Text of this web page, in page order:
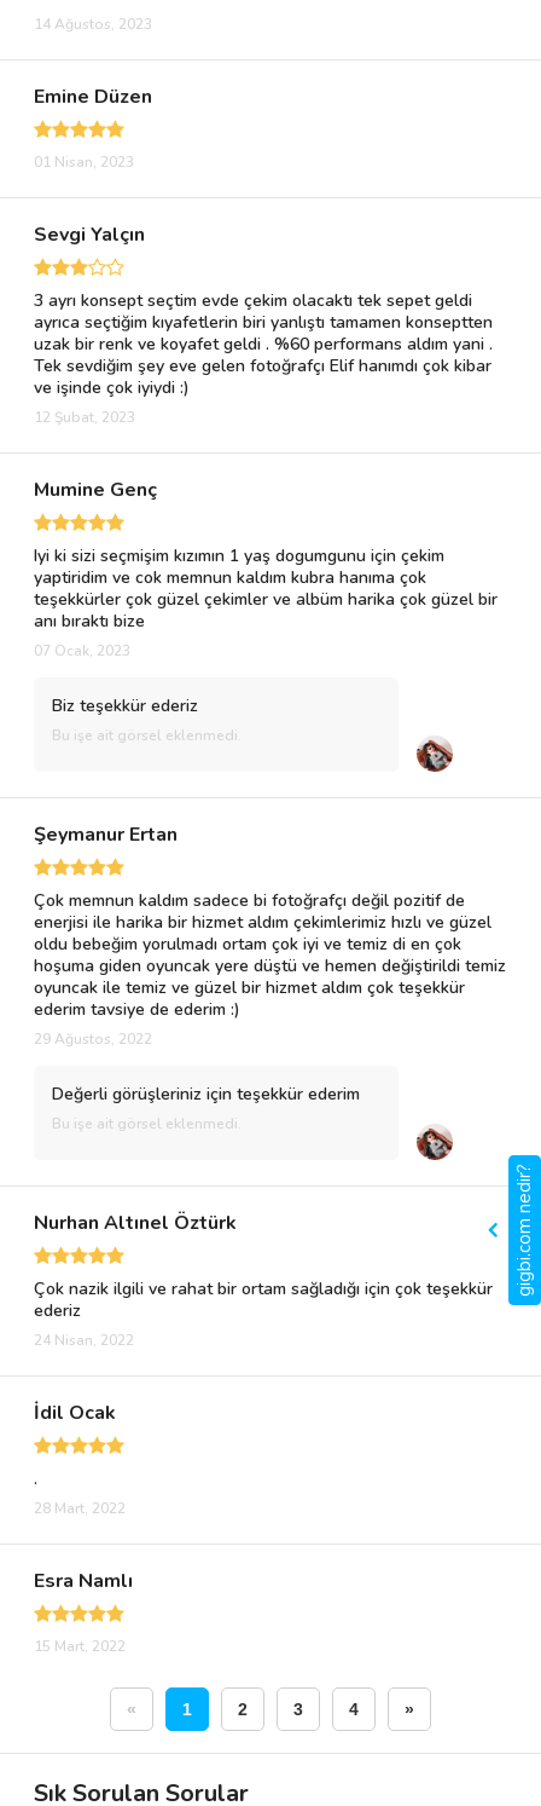
14 Ağustos, 2023
Emine Düzen
01 Nisan, 2023
Sevgi Yalçın
3 ayrı konsept seçtim evde çekim olacaktı tek sepet geldi
ayrıca seçtiğim kıyafetlerin biri yanlıştı tamamen konseptten
uzak bir renk ve koyafet geldi . %60 performans aldım yani .
Tek sevdiğim şey eve gelen fotoğrafçı Elif hanımdı çok kibar
ve işinde çok iyiydi :)
12 Şubat, 2023
Mumine Genç
Iyi ki sizi seçmişim kızımın 1 yaş dogumgunu için çekim
yaptiridim ve cok memnun kaldım kubra hanıma çok
teşekkürler çok güzel çekimler ve albüm harika çok güzel bir
anı bıraktı bize
07 Ocak, 2023
Biz teşekkür ederiz
Bu işe ait görsel eklenmedi.
Şeymanur Ertan
Çok memnun kaldım sadece bi fotoğrafçı değil pozitif de
enerjisi ile harika bir hizmet aldım çekimlerimiz hızlı ve güzel
oldu bebeğim yorulmadı ortam çok iyi ve temiz di en çok
hoşuma giden oyuncak yere düştü ve hemen değiştirildi temiz
oyuncak ile temiz ve güzel bir hizmet aldım çok teşekkür
ederim tavsiye de ederim :)
29 Ağustos, 2022
Değerli görüşleriniz için teşekkür ederim
Bu işe ait görsel eklenmedi.
Nurhan Altınel Öztürk
Çok nazik ilgili ve rahat bir ortam sağladığı için çok teşekkür
ederiz
24 Nisan, 2022
İdil Ocak
.
28 Mart, 2022
Esra Namlı
15 Mart, 2022
« 1 2 3 4 »
Sık Sorulan Sorular
gigbi.com nedir?